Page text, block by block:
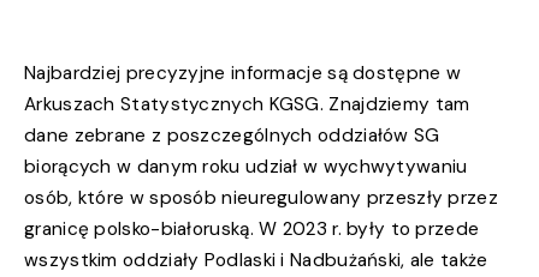
Najbardziej precyzyjne informacje są dostępne w
Arkuszach Statystycznych KGSG. Znajdziemy tam
dane zebrane z poszczególnych oddziałów SG
biorących w danym roku udział w wychwytywaniu
osób, które w sposób nieuregulowany przeszły przez
granicę polsko-białoruską. W 2023 r. były to przede
wszystkim oddziały Podlaski i Nadbużański, ale także